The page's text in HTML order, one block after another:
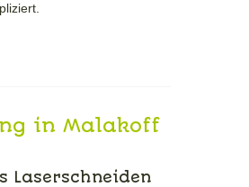
in Malakoff
Laserschneiden